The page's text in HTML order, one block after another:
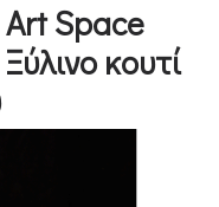
Art Space
κουτί